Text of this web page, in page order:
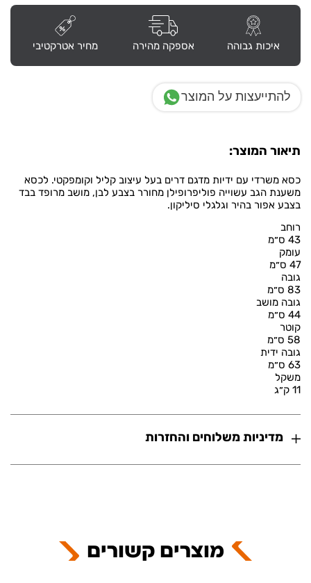
איכות גבוהה אספקה מהירה מחיר אטרקטיבי
להתייעצות על המוצר
תיאור המוצר:
כסא משרדי עם ידיות מדגם דרים בעל עיצוב קליל וקומפקטי. לכסא
משענת הגב עשוייה פוליפרופילן מחורר בצבע לבן, מושב מרופד בבד
בצבע אפור בהיר וגלגלי סיליקון.
רוחב
43 ס״מ
עומק
47 ס״מ
גובה
83 ס״מ
גובה מושב
44 ס״מ
קוטר
58 ס״מ
גובה ידית
63 ס״מ
משקל
11 ק״ג
מדיניות משלוחים והחזרות
מוצרים קשורים